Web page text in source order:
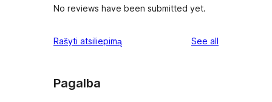
No reviews have been submitted yet.
Rašyti atsiliepimą See all
Pagalba